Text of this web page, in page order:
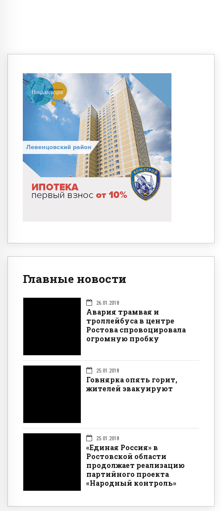
Главные новости
26.01.2018
Авария трамвая и
троллейбуса в центре
Ростова спровоцировала
огромную пробку
25.01.2018
Говнярка опять горит,
жителей эвакуируют
25.01.2018
«Единая Россия» в
Ростовской области
продолжает реализацию
партийного проекта
«Народный контроль»